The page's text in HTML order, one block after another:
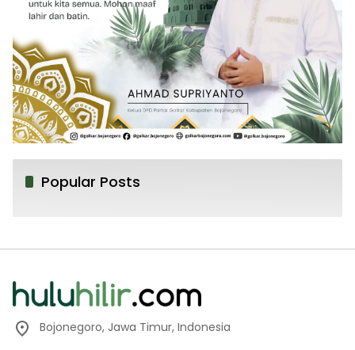
Popular Posts
Bojonegoro, Jawa Timur, Indonesia